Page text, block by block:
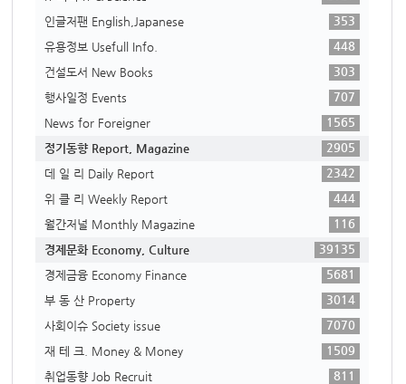
인글저팬 English,Japanese
353
유용정보 Usefull Info.
448
건설도서 New Books
303
행사일정 Events
707
News for Foreigner
1565
정기동향 Report, Magazine
2905
데 일 리 Daily Report
2342
위 클 리 Weekly Report
444
월간저널 Monthly Magazine
116
경제문화 Economy, Culture
39135
경제금융 Economy Finance
5681
부 동 산 Property
3014
사회이슈 Society issue
7070
재 테 크. Money & Money
1509
취업동향 Job Recruit
811